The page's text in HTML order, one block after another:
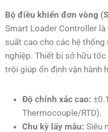
Bộ điều khiển đơn vòng
Smart Loader Controller
suất cao cho các hệ
nghiệp. Thiết bị sở hữu
trội giúp ổn định vận hành
Độ chính xác cao:
Thermocouple/RTD).
Chu kỳ lấy mẫu: Siêu